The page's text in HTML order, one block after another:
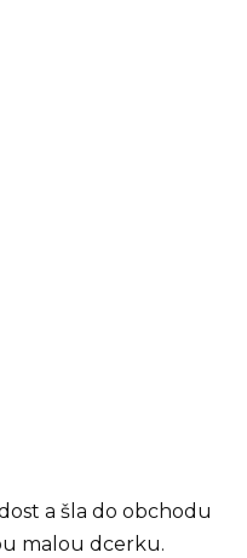
a šla do obchodu
malou dcerku.